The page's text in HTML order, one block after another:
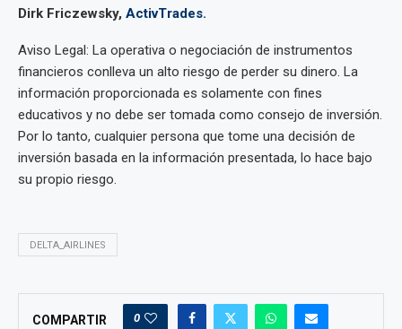
Dirk Friczewsky, ActivTrades.
Aviso Legal: La operativa o negociación de instrumentos
financieros conlleva un alto riesgo de perder su dinero. La
información proporcionada es solamente con fines
educativos y no debe ser tomada como consejo de inversión.
Por lo tanto, cualquier persona que tome una decisión de
inversión basada en la información presentada, lo hace bajo
su propio riesgo.
DELTA_AIRLINES
COMPARTIR 0